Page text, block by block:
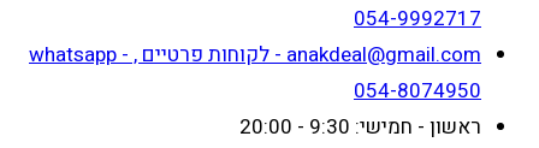
054-9992717
anakdeal@gmail.com - לקוחות פרטיים , whatsapp -
054-8074950
ראשון - חמישי: 9:30 - 20:00